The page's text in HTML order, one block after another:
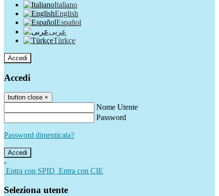
Italiano
English
Español
عربى
Türkçe
Accedi
Accedi
button close ×
Nome Utente
Password
Password dimenticata?
-
Entra con SPID Entra con CIE
Seleziona utente